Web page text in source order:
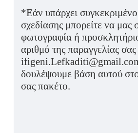
*Εάν υπάρχει
σχεδίασης μπορείτε να μας
φωτογραφία ή
αριθμό της παραγγελίας
δουλέψουμε βάση αυτού
σας πακέτο.